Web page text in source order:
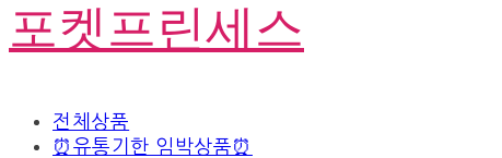
포켓프린세스
전체상품
⏰유통기한 임박상품⏰